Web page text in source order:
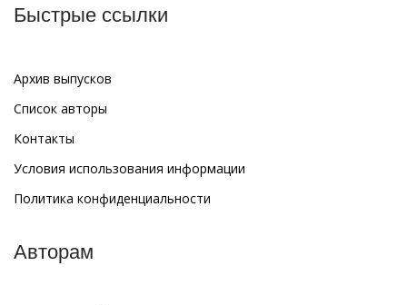
Быстрые ссылки
Архив выпусков
Список авторы
Контакты
Условия использования информации
Политика конфиденциальности
Авторам